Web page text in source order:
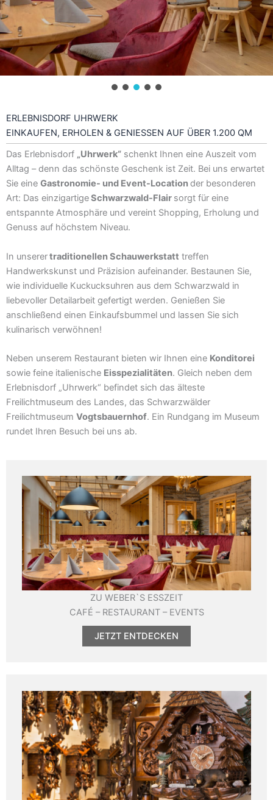
ERLEBNISDORF UHRWERK
EINKAUFEN, ERHOLEN & GENIESSEN AUF ÜBER 1.200 QM
Das Erlebnisdorf „Uhrwerk“ schenkt Ihnen eine Auszeit vom
Alltag – denn das schönste Geschenk ist Zeit. Bei uns erwartet
Sie eine Gastronomie- und Event-Locationder besonderen
Art: Das einzigartigeSchwarzwald-Flair sorgt für eine
entspannte Atmosphäre und vereint Shopping, Erholung und
Genuss auf höchstem Niveau.
In unserertraditionellen Schauwerkstatt treffen
Handwerkskunst und Präzision aufeinander. Bestaunen Sie,
wie individuelle Kuckucksuhren aus dem Schwarzwald in
liebevoller Detailarbeit gefertigt werden. Genießen Sie
anschließend einen Einkaufsbummel und lassen Sie sich
kulinarisch verwöhnen!
Neben unserem Restaurant bieten wir Ihnen eine Konditorei
sowie feine italienische Eisspezialitäten. Gleich neben dem
Erlebnisdorf „Uhrwerk“ befindet sich das älteste
Freilichtmuseum des Landes, das Schwarzwälder
Freilichtmuseum Vogtsbauernhof. Ein Rundgang im Museum
rundet Ihren Besuch bei uns ab.
ZU WEBER`S ESSZEIT
CAFÉ – RESTAURANT – EVENTS
JETZT ENTDECKEN